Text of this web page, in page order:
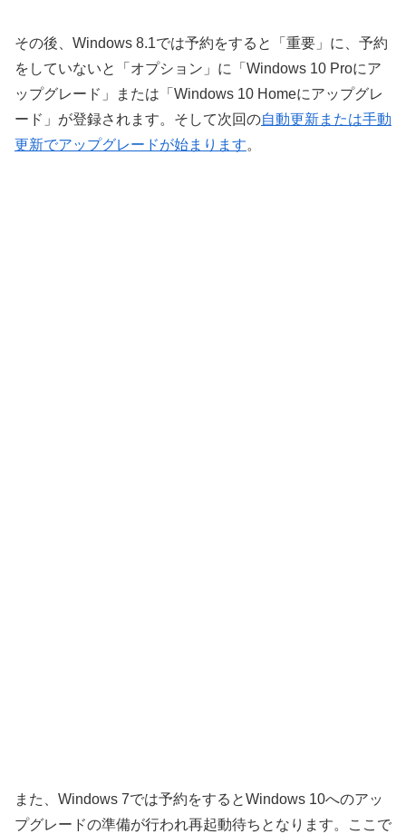
その後、Windows 8.1では予約をすると「重要」に、予約
をしていないと「オプション」に「Windows 10 Proにア
ップグレード」または「Windows 10 Homeにアップグレ
ード」が登録されます。そして次回の自動更新または手動
更新でアップグレードが始まります。
また、Windows 7では予約をするとWindows 10へのアッ
プグレードの準備が行われ再起動待ちとなります。ここで